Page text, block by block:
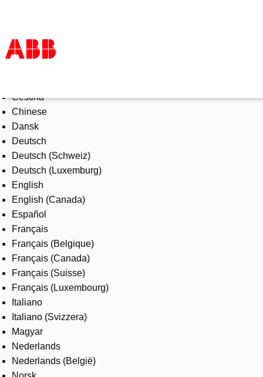
Products & Solutions
Industries
Services
About us
Where to buy
Contact us
Careers
Čeština
Chinese
Dansk
Deutsch
Deutsch (Schweiz)
Deutsch (Luxemburg)
English
English (Canada)
Español
Français
Français (Belgique)
Français (Canada)
Français (Suisse)
Français (Luxembourg)
Italiano
Italiano (Svizzera)
Magyar
Nederlands
Nederlands (België)